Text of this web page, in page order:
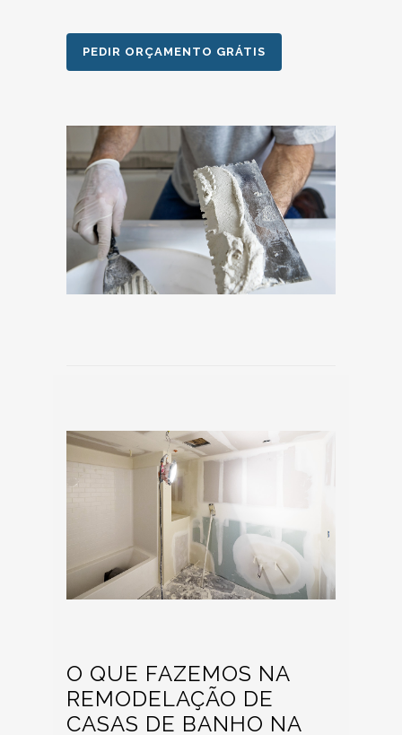
PEDIR ORÇAMENTO GRÁTIS
O QUE FAZEMOS NA
REMODELAÇÃO DE
CASAS DE BANHO NA